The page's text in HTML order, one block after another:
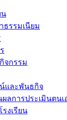
น
ธรรมเนียม
จกรรม
และพันธกิจ
ผลการประเมินตน
งเรียน